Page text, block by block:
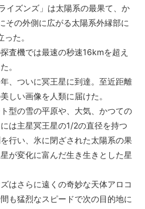
イズンズ」は太陽系の最果て、か
その外側に広がる太陽系外縁部に
た。
査機では最速の秒速16kmを超え
。
、ついに冥王星に到達。至近距離
しい画像を人類に届けた。
型の雪の平原や、大気、かつての
は主星冥王星の1/2の直径を持つ
行い、氷に閉ざされた太陽系の果
が変化に富んだ生き生きとした星
はさらに遠くの奇妙な天体アロコ
も猛烈なスピードで次の目的地に